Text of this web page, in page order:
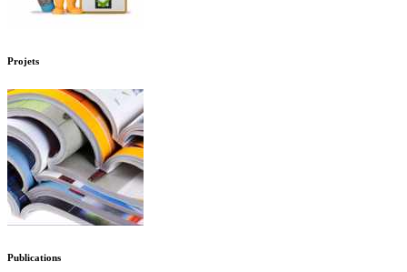
Projets
Publications